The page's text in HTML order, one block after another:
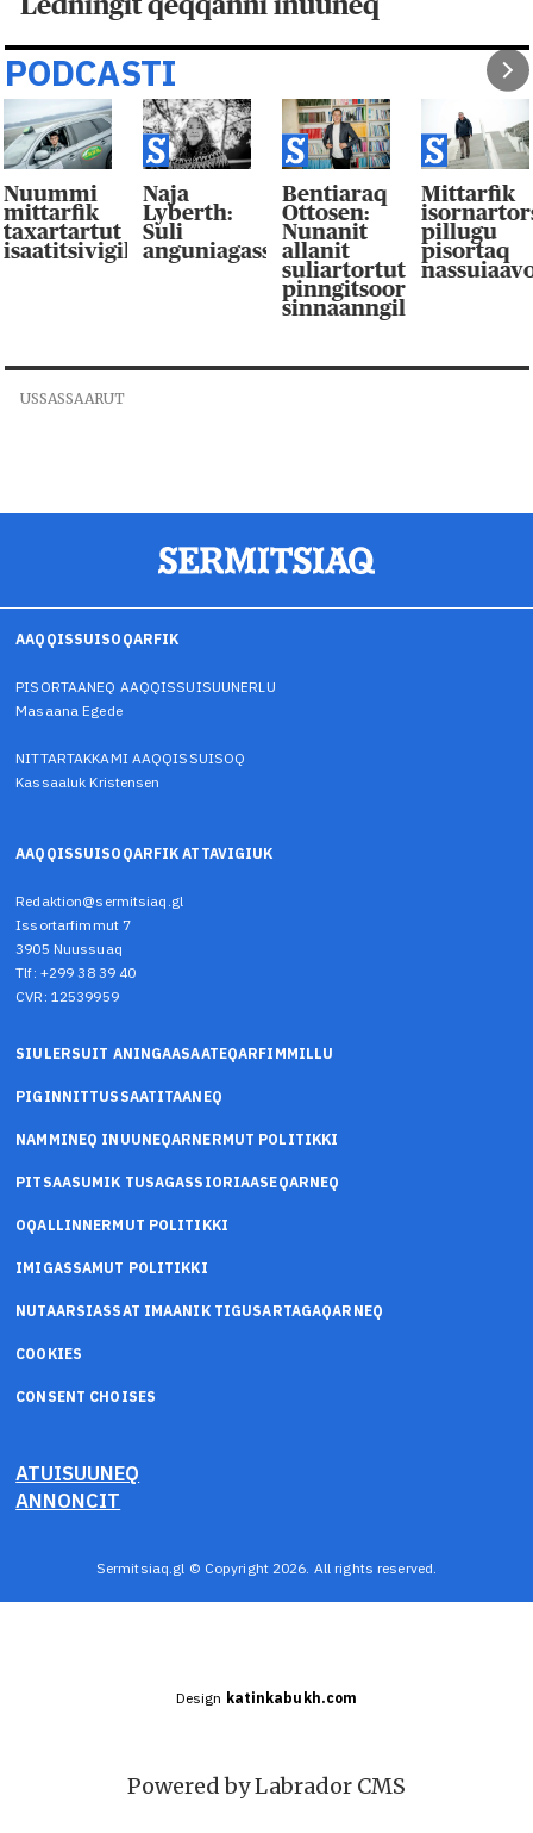
PODCASTI
Nuummi
mittarfik
taxartartut
isaatitsivigilluarpaat
Naja
Lyberth:
Suli
anguniagassaqaqaagut
Bentiaraq
Ottosen:
Nunanit
allanit
suliartortut
pinngitsoor-
Mittarfik
pillugu
pisortaq
USSASSAARUT
AAQQISSUISOQARFIK
PISORTAANEQ AAQQISSUISUUNERLU
Masaana Egede
NITTARTAKKAMI AAQQISSUISOQ
Kassaaluk Kristensen
AAQQISSUISOQARFIK ATTAVIGIUK
Redaktion@sermitsiaq.gl
Issortarfimmut 7
3905 Nuussuaq
Tlf: +299 38 39 40
CVR: 12539959
SIULERSUIT ANINGAASAATEQARFIMMILLU
PIGINNITTUSSAATITAANEQ
NAMMINEQ INUUNEQARNERMUT POLITIKKI
PITSAASUMIK TUSAGASSIORIAASEQARNEQ
OQALLINNERMUT POLITIKKI
IMIGASSAMUT POLITIKKI
NUTAARSIASSAT IMAANIK TIGUSARTAGAQARNEQ
COOKIES
CONSENT CHOISES
ATUISUUNEQ
ANNONCIT
Sermitsiaq.gl © Copyright 2026. All rights reserved.
Design katinkabukh.com
Powered by Labrador CMS